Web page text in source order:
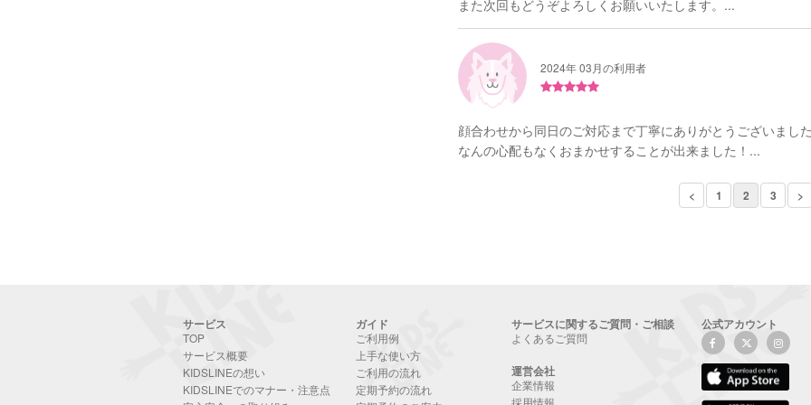
また次回もどうぞよろしくお願いいたします。...
2024年 03月の利用者
顔合わせから同日のご対応まで丁寧にありがとうございまし
なんの心配もなくおまかせすることが出来ました！...
< 1 2 3 >
サービス
TOP
サービス概要
KIDSLINEの想い
KIDSLINEでのマナー・注意点
ガイド
ご利用例
上手な使い方
ご利用の流れ
定期予約の流れ
サービスに関するご質問・ご相談
よくあるご質問
運営会社
企業情報
公式アカウント